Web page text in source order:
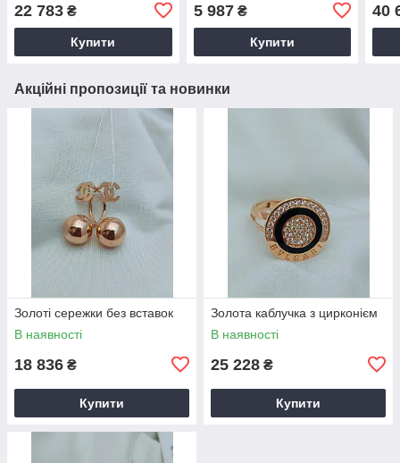
22 783 ₴
Купити
5 987₴
Купити
40
Акційні пропозиції та новинки
Золоті сережки без вставок
В наявності
18 836 ₴
Купити
Золота каблучка з цирконієм
В наявності
25 228 ₴
Купити